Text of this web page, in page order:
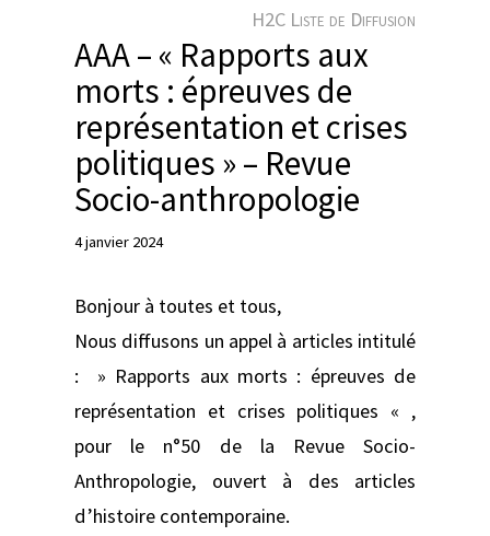
r
H2C Liste de Diffusion
AAA – « Rapports aux
morts : épreuves de
représentation et crises
politiques » – Revue
Socio-anthropologie
4 janvier 2024
Bonjour à toutes et tous,
Nous diffusons un appel à articles intitulé
: » Rapports aux morts : épreuves de
représentation et crises politiques « ,
pour le n°50 de la Revue Socio-
Anthropologie, ouvert à des articles
d’histoire contemporaine.